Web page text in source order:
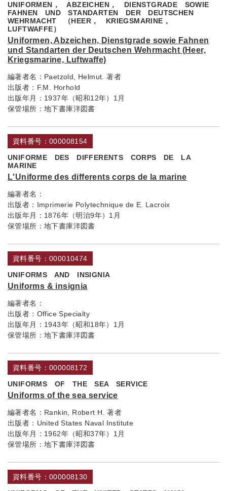
UNIFORMEN， ABZEICHEN， DIENSTGRADE SOWIE
FAHNEN UND STANDARTEN DER DEUTSCHEN
WEHRMACHT （HEER， KRIEGSMARINE，
LUFTWAFFE）
Uniformen, Abzeichen, Dienstgrade sowie Fahnen
und Standarten der Deutschen Wehrmacht (Heer,
Kriegsmarine, Luftwaffe)
編著者名： Paetzold, Helmut. 著者
出版者： F.M. Horhold
出版年月： 1937年（昭和12年）1月
保管場所： 地下書庫洋図書
資料番号：000008154
UNIFORME DES DIFFERENTS CORPS DE LA
MARINE
L'Uniforme des differents corps de la marine
編著者名：
出版者： Imprimerie Polytechnique de E. Lacroix
出版年月： 1876年（明治9年）1月
保管場所： 地下書庫洋図書
資料番号：000010474
UNIFORMS AND INSIGNIA
Uniforms & insignia
編著者名：
出版者： Office Specialty
出版年月： 1943年（昭和18年）1月
保管場所： 地下書庫洋図書
資料番号：000008172
UNIFORMS OF THE SEA SERVICE
Uniforms of the sea service
編著者名： Rankin, Robert H. 著者
出版者： United States Naval Institute
出版年月： 1962年（昭和37年）1月
保管場所： 地下書庫洋図書
資料番号：000008130